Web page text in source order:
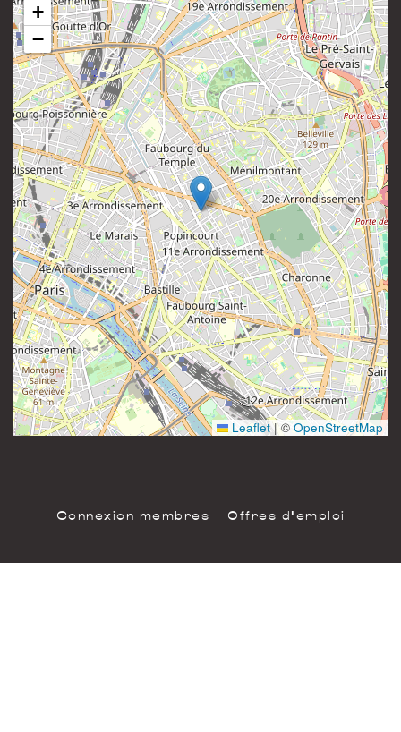
+
−
Leaflet |©OpenStreetMap
81 rue Saint-Maur
75011 Paris
France
Instagram
Connexion membres Offres d'emploi